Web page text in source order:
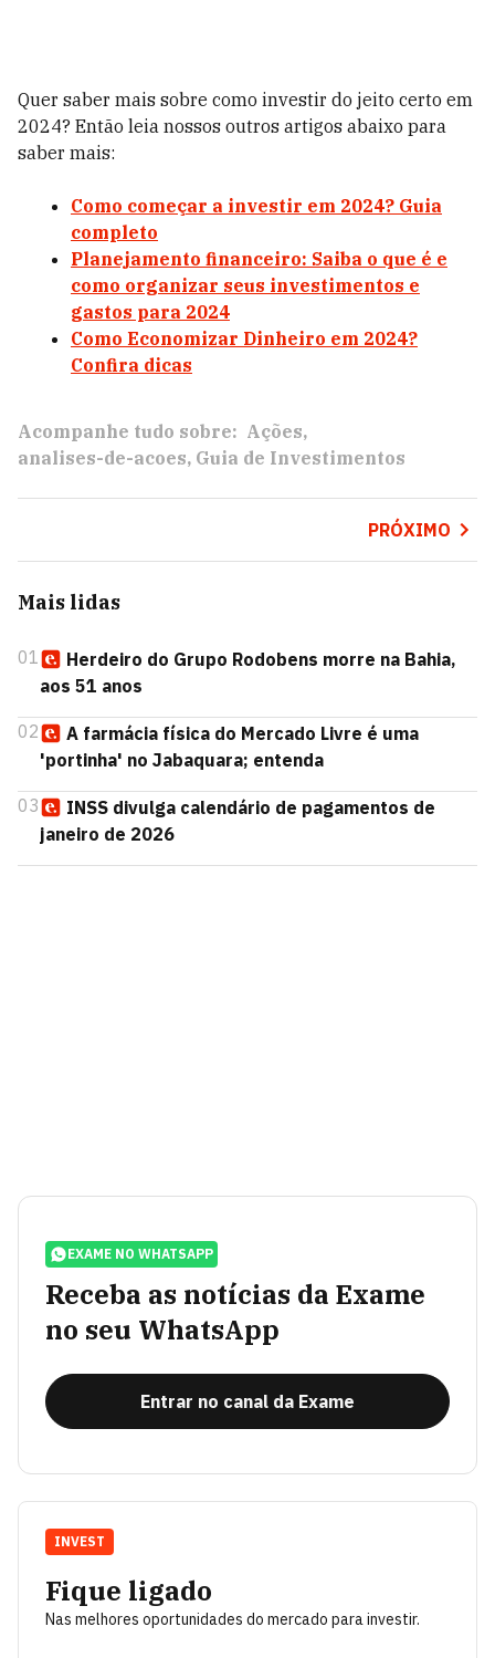
Quer saber mais sobre como investir do jeito certo em
2024? Então leia nossos outros artigos abaixo para
saber mais:
Como começar a investir em 2024? Guia
completo
Planejamento financeiro: Saiba o que é e
como organizar seus investimentos e
gastos para 2024
Como Economizar Dinheiro em 2024?
Confira dicas
Acompanhe tudo sobre: Ações
analises-de-acoes Guia de Investimentos
PRÓXIMO
Mais lidas
01
Herdeiro do Grupo Rodobens morre na Bahia,
aos 51 anos
02
A farmácia física do Mercado Livre é uma
'portinha' no Jabaquara; entenda
03
INSS divulga calendário de pagamentos de
janeiro de 2026
EXAME NO WHATSAPP
Receba as notícias da Exame
no seu WhatsApp
Entrar no canal da Exame
Fique ligado
Nas melhores oportunidades do mercado para investir.
INVEST